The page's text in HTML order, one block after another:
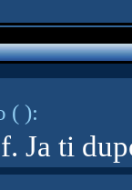
( ):
Ja ti